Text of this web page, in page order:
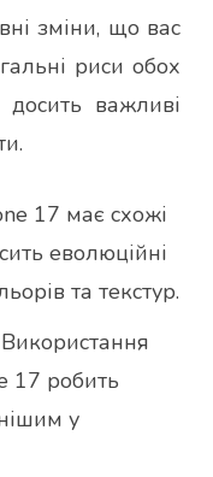
зміни, що вас
риси обох
важливі
17 має схожі
еволюційні
та текстур.
Використання
17 робить
у